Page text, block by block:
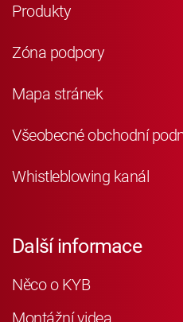
Produkty
Zóna podpory
Mapa stránek
Všeobecné obchodní
Whistleblowing kanál
Další informace
Něco o KYB
Montážní videa